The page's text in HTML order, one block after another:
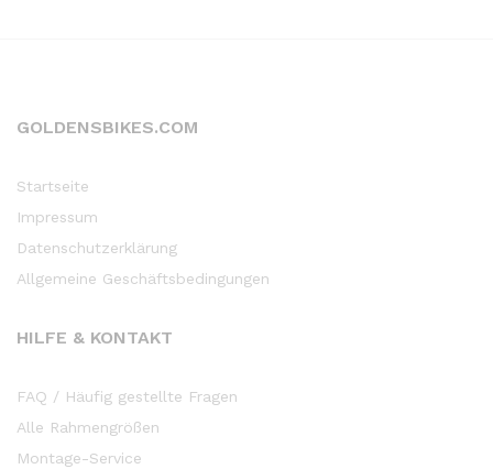
GOLDENSBIKES.COM
Startseite
Impressum
Datenschutzerklärung
Allgemeine Geschäftsbedingungen
HILFE & KONTAKT
FAQ / Häufig gestellte Fragen
Alle Rahmengrößen
Montage-Service